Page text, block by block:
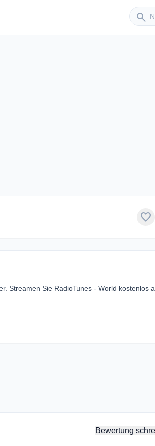
search
Sender
favorite
Streamen Sie RadioTunes - World kostenlos
Bewertung